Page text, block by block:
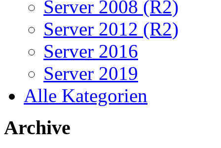
Server 2008 (R2)
Server 2012 (R2)
Server 2016
Server 2019
Alle Kategorien
Archive